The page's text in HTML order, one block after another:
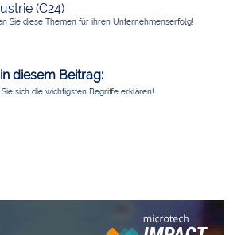
(C24)
Sie diese Themen für ihren Unternehmenserfolg!
diesem Beitrag:
Sie sich die wichtigsten Begriffe erklären!